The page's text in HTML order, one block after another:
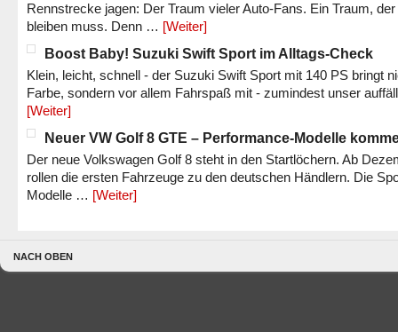
Rennstrecke jagen: Der Traum vieler Auto-Fans. Ein Traum,
bleiben muss. Denn … [Weiter]
Boost Baby! Suzuki Swift Sport im Alltags-Check
Klein, leicht, schnell - der Suzuki Swift Sport mit 140 PS bringt
Farbe, sondern vor allem Fahrspaß mit - zumindest unser
[Weiter]
Neuer VW Golf 8 GTE – Performance-Modelle
Der neue Volkswagen Golf 8 steht in den Startlöchern. Ab
rollen die ersten Fahrzeuge zu den deutschen Händlern. Die
Modelle … [Weiter]
NACH OBEN